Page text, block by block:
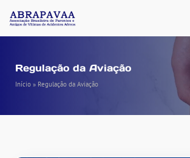
Regulação da Aviação
Início » Regulação da Aviação